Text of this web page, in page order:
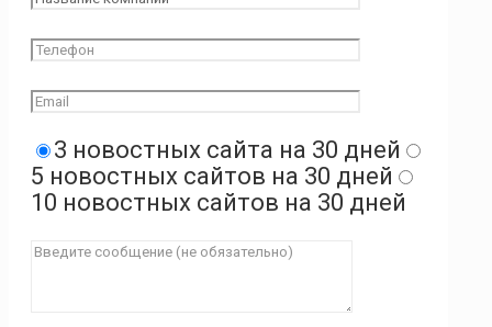
3 новостных сайта на 30 дней
5 новостных сайтов на 30 дней
10 новостных сайтов на 30 дней